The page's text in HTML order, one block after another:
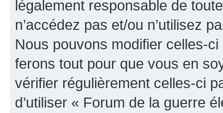
légalement responsable de
n’accédez pas et/ou n’utilisez
Nous pouvons modifier celles-
ferons tout pour que vous en
vérifier régulièrement celles-ci
d’utiliser « Forum de la guerre